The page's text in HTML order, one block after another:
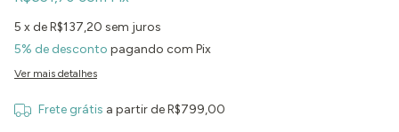
5 x deR$137,20 sem juros
5% de desconto pagando com Pix
Ver mais detalhes
Frete grátis a partir deR$799,00